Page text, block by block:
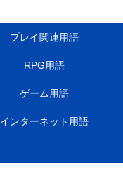
プレイ関連用語
RPG用語
ゲーム用語
インターネット用語